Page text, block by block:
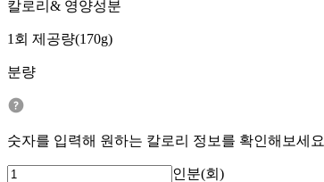
칼로리& 영양성분
1회 제공량(170g)
분량
숫자를 입력해 원하는 칼로리 정보를 확인해보세요
인분(회)